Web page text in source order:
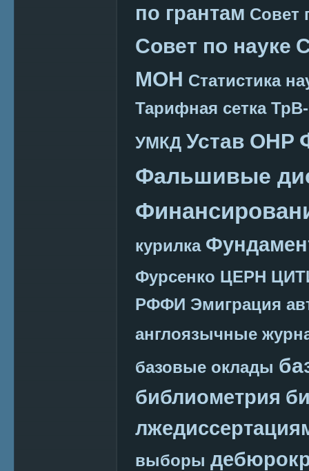
по грантам Совет
Совет по науке
МОН Статистика
Тарифная сетка
УМКД Устав ОНР
Фальшивые
курилка
Фурсенко ЦЕРН
РФФИ Эмиграция
англоязычные
базовые оклады
библиометрия
выборы